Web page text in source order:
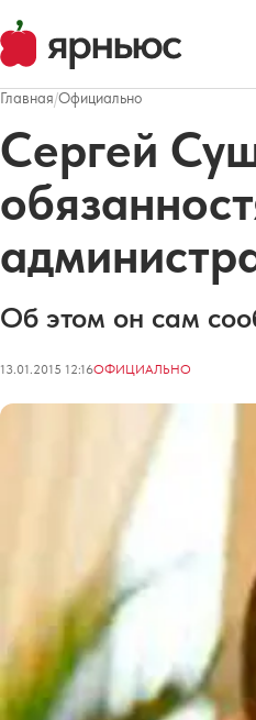
Главная/Официально
Сергей
Об этом он сам
13.01.2015 12:16ОФИЦИАЛЬНО